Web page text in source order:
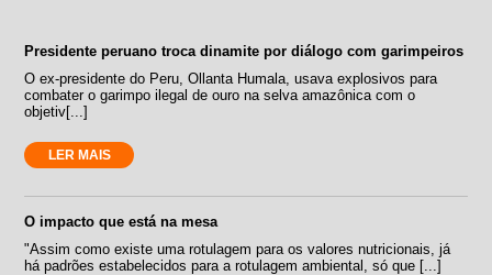
Presidente peruano troca dinamite por diálogo com garimpeiros
O ex-presidente do Peru, Ollanta Humala, usava explosivos para
combater o garimpo ilegal de ouro na selva amazônica com o
objetiv[...]
LER MAIS
O impacto que está na mesa
"Assim como existe uma rotulagem para os valores nutricionais, já
há padrões estabelecidos para a rotulagem ambiental, só que [...]